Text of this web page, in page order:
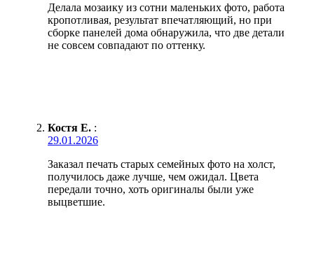
Делала мозаику из сотни маленьких фото, работа
кропотливая, результат впечатляющий, но при
сборке панелей дома обнаружила, что две детали
не совсем совпадают по оттенку.
Костя Е. :
29.01.2026
Заказал печать старых семейных фото на холст,
получилось даже лучше, чем ожидал. Цвета
передали точно, хоть оригиналы были уже
выцветшие.